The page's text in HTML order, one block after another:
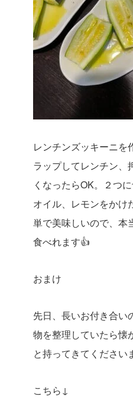
レンチンズッキーニを
ラップしてレンチン、
くなったらOK。２つ
オイル、レモンをかけ
単で美味しいので、本
食べれます👍
おまけ
先日、長いお付き合い
物を整理していたら懐
と持ってきてください
こちら↓